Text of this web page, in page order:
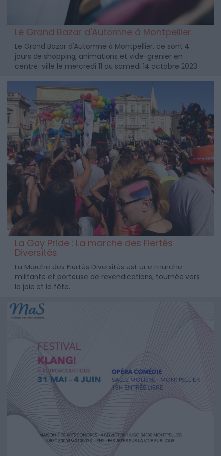
Le Grand Bazar d'Automne à Montpellier
Le Grand Bazar d'Automne à Montpellier, ce sont 4
jours de shopping, animations et vide-grenier en
centre-ville le mercredi 11 au samedi 14 octobre 2023.
La Gay Pride : La marche des Fiertés
Diversités
La Marche des Fiertés Diversités est une marche
militante et porteuse de revendications, tournée vers
la joie et la fête.